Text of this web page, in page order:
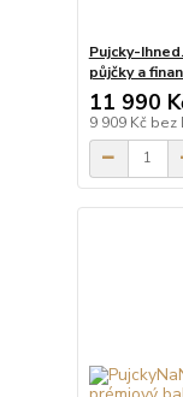
Pujcky-
půjčky a
11 990
9 909 Kč bez